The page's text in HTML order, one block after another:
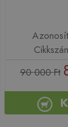
90 000 Ft